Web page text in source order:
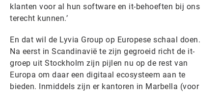
klanten voor al hun software en it-behoeften bij ons
terecht kunnen.’
En dat wil de Lyvia Group op Europese schaal doen.
Na eerst in Scandinavië te zijn gegroeid richt de it-
groep uit Stockholm zijn pijlen nu op de rest van
Europa om daar een digitaal ecosysteem aan te
bieden. Inmiddels zijn er kantoren in Marbella (voor